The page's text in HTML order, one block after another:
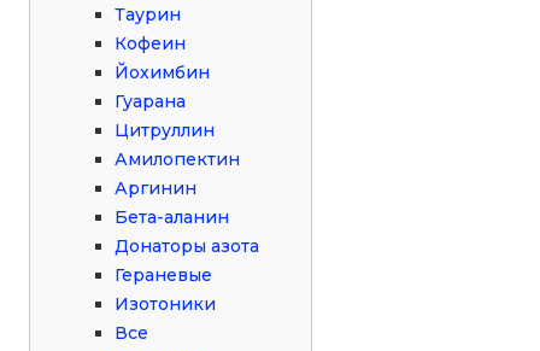
Таурин
Кофеин
Йохимбин
Гуарана
Цитруллин
Амилопектин
Аргинин
Бета-аланин
Донаторы азота
Гераневые
Изотоники
Все